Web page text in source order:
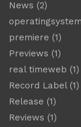
News (2)
premiere (1)
Previews (1)
real timeweb (1)
Record Label(1)
Release (1)
Reviews (1)